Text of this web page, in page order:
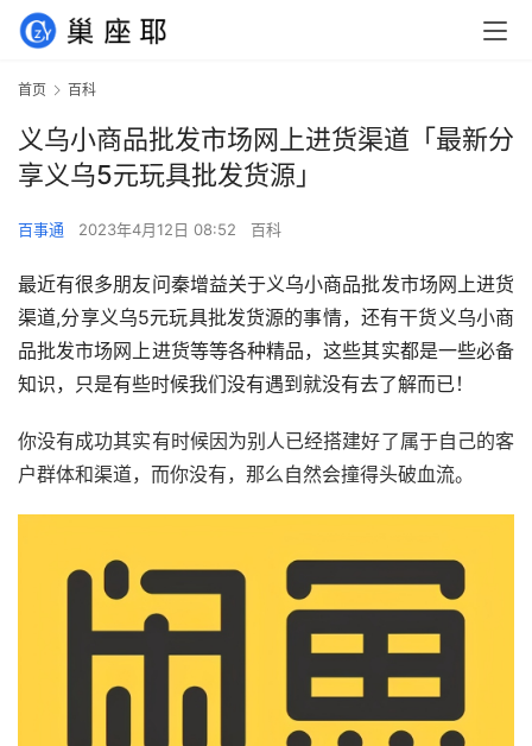
首页 百科
义乌小商品批发市场网上进货渠道「最新分
享义乌5元玩具批发货源」
百事通 2023年4月12日 08:52 百科
最近有很多朋友问秦增益关于义乌小商品批发市场网上进货
渠道,分享义乌5元玩具批发货源的事情，还有干货义乌小商
品批发市场网上进货等等各种精品，这些其实都是一些必备
知识，只是有些时候我们没有遇到就没有去了解而已！
你没有成功其实有时候因为别人已经搭建好了属于自己的客
户群体和渠道，而你没有，那么自然会撞得头破血流。